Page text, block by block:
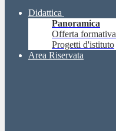
Didattica
Panoramica
Offerta formativa
Progetti d'istituto
Area Riservata